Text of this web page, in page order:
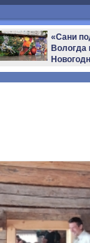
«Сани
Вологда